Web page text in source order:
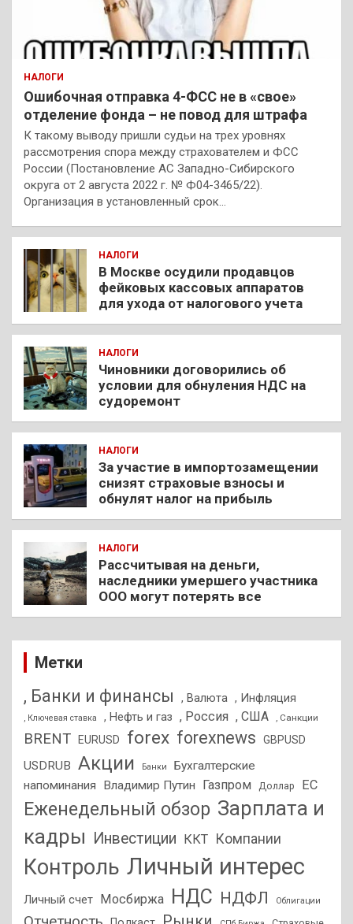
НАЛОГИ
Ошибочная отправка 4-ФСС не в «свое»
отделение фонда – не повод для штрафа
К такому выводу пришли судьи на трех уровнях
рассмотрения спора между страхователем и ФСС
России (Постановление АС Западно-Сибирского
округа от 2 августа 2022 г. № Ф04-3465/22).
Организация в установленный срок…
НАЛОГИ
В Москве осудили продавцов
фейковых кассовых аппаратов
для ухода от налогового учета
НАЛОГИ
Чиновники договорились об
условии для обнуления НДС на
судоремонт
НАЛОГИ
За участие в импортозамещении
снизят страховые взносы и
обнулят налог на прибыль
НАЛОГИ
Рассчитывая на деньги,
наследники умершего участника
ООО могут потерять все
Метки
, Банки и финансы , Валюта , Инфляция
, Ключевая ставка , Нефть и газ , Россия , США , Санкции
BRENT EURUSD forex forexnews GBPUSD
USDRUB Акции Банки
Бухгалтерские
напоминания
Владимир Путин Газпром Доллар ЕС
Еженедельный обзор Зарплата и
кадры
Инвестиции ККТ Компании
Контроль Личный интерес
Личный счет Мосбиржа НДС НДФЛ Облигации